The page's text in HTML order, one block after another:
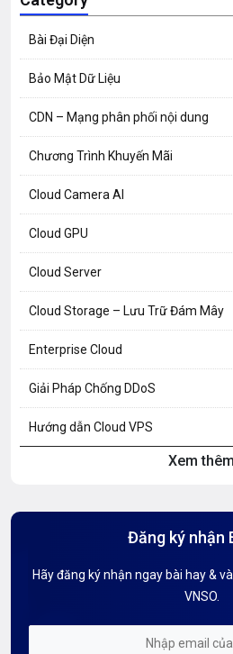
Bài Đại Diện
Bảo Mật Dữ Liệu
CDN – Mạng phân phối nội dung
Chương Trình Khuyến Mãi
Cloud Camera AI
Cloud GPU
Cloud Server
Cloud Storage – Lưu Trữ Đám Mây
Enterprise Cloud
Giải Pháp Chống DDoS
Hướng dẫn Cloud VPS
Hướng dẫn Tên miền
Kiến thức AI
Xem thêm
Đăng ký nhận
Hãy đăng ký nhận ngay bài hay &
VNSO.